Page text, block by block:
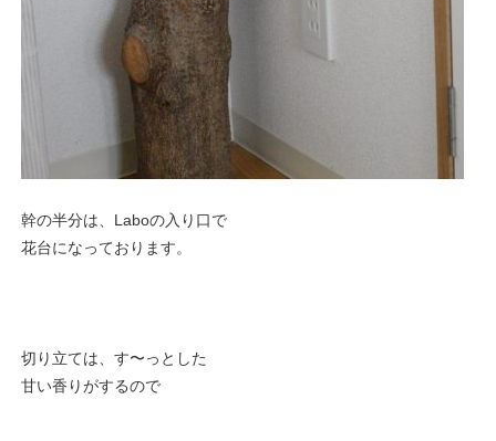
幹の半分は、Laboの入り口で
花台になっております。
切り立ては、す〜っとした
甘い香りがするので